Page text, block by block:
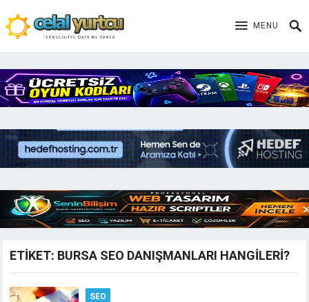
MENU
ETIKET: BURSA SEO DANIŞMANLARI HANGILERI?
SEO